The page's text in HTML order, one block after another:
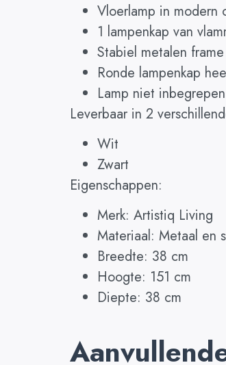
Vloerlamp in modern
1 lampenkap van
Stabiel metalen
Ronde lampenkap
Lamp niet inbegrepen
Leverbaar in 2
Wit
Zwart
Eigenschappen:
Merk: Artistiq Living
Materiaal: Metaal en
Breedte: 38 cm
Hoogte: 151 cm
Diepte: 38 cm